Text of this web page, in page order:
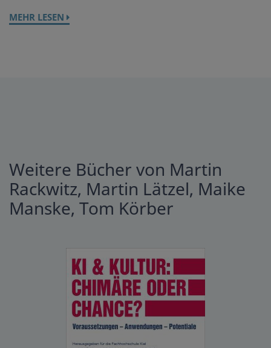
MEHR LESEN
Weitere Bücher von Martin
Rackwitz, Martin Lätzel, Maike
Manske, Tom Körber